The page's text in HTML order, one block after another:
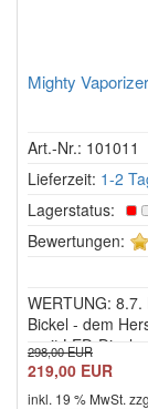
Mighty
Art.-Nr.: 101011
Lieferzeit: 1-2
Lagerstatus:
Bewertungen:
WERTUNG:
Bickel - dem
- mit LED-
298,00 EUR
219,00 EUR
inkl. 19 % MwSt.